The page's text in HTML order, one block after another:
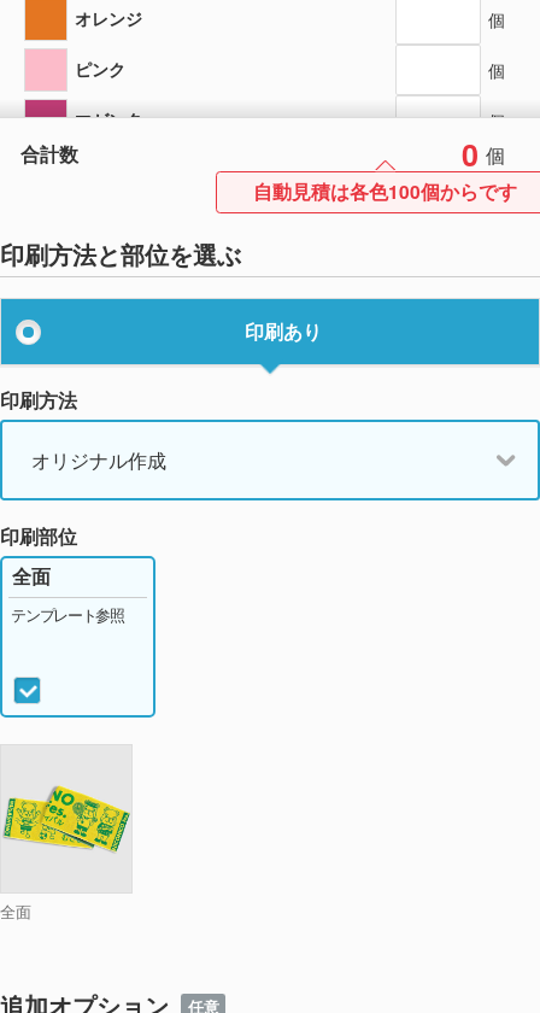
オレンジ 個
ピンク 個
マゼンタ 個
レッド 個
個
パープル 個
サックス 個
シアンブルー 個
ブルー 個
グリーン
ブラウン
COOLグレー
合計数 0 個
自動見積は各色100個からです
印刷方法と部位を選ぶ
印刷あり
印刷方法
オリジナル作成
印刷部位
全面
全面
テンプレート参照
追加オプション 任意